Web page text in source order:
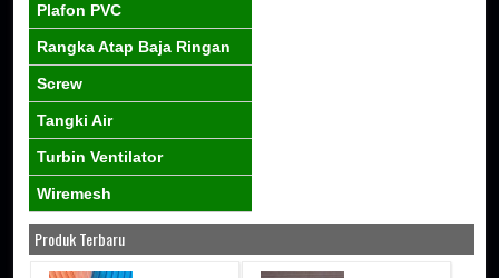
Plafon PVC
Rangka Atap Baja Ringan
Screw
Tangki Air
Turbin Ventilator
Wiremesh
Produk Terbaru